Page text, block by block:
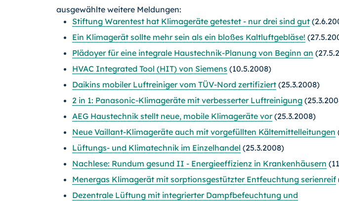
ausgewählte weitere Meldungen:
Stiftung Warentest hat Klimageräte getestet - nur drei sind gut
Ein Klimagerät sollte mehr sein als ein bloßes Kaltluftgebläse!
Plädoyer für eine integrale Haustechnik-Planung von Beginn an
HVAC Integrated Tool (HIT) von Siemens (10.5.2008)
Daikins mobiler Luftreiniger vom TÜV-Nord zertifiziert (25.3.2008)
2 in 1: Panasonic-Klimageräte mit verbesserter Luftreinigung
AEG Haustechnik stellt neue, mobile Klimageräte vor(25.3.2008)
Neue Vaillant-Klimageräte auch mit vorgefüllten Kältemittelleitungen
Lüftungs- und Klimatechnik im Einzelhandel (25.3.2008)
Nachlese: Rundum gesund II - Energieeffizienz in Krankenhäusern
Menergas Klimagerät mit sorptionsgestützter Entfeuchtung serienreif
Dezentrale Lüftung mit integrierter Dampfbefeuchtung und